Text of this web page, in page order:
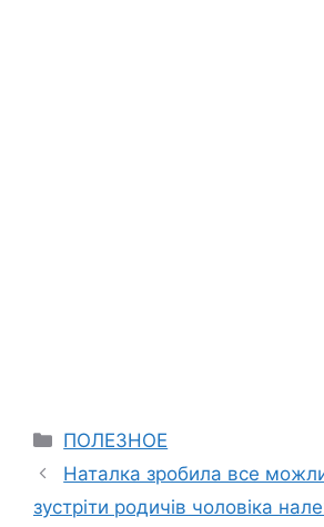
Categories
ПОЛЕЗНОЕ
Наталка зробила все
зустріти родичів чоловіка